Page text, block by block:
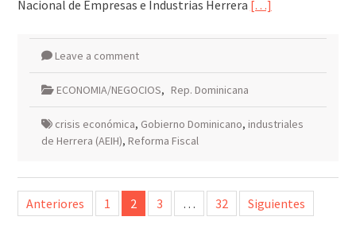
Nacional de Empresas e Industrias Herrera […]
Leave a comment
ECONOMIA/NEGOCIOS, Rep. Dominicana
crisis económica, Gobierno Dominicano, industriales
de Herrera (AEIH), Reforma Fiscal
Paginación
deAnteriores 1 2 3 … 32 Siguientes